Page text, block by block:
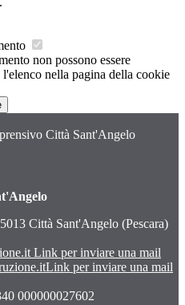
non possono essere
nella pagina della cookie
Città Sant'Angelo
Città Sant'Angelo (Pescara)
Link per inviare una mail
Link per inviare una mail
000000027602